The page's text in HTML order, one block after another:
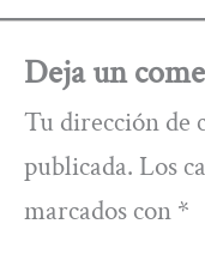
Deja un
Tu dirección de
publicada. Los
marcados con *